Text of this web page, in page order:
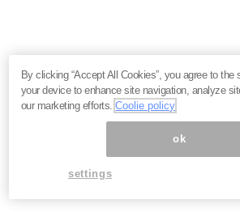
By clicking “Accept All Cookies”, you agree to the
your device to enhance site navigation, analyze
our marketing efforts.Coolie policy
ok
settings